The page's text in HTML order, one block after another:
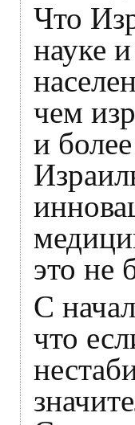
Что
науке
чем
и
это не
С
что